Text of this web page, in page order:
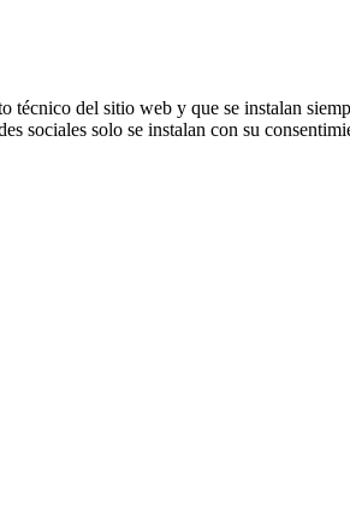
técnico del sitio web y que se instalan
sociales solo se instalan con su